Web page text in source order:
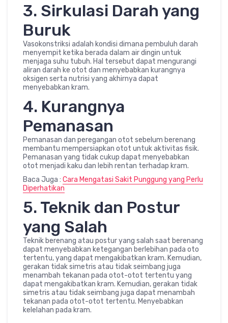
3. Sirkulasi Darah yang
Buruk
Vasokonstriksi adalah kondisi dimana pembuluh darah
menyempit ketika berada dalam air dingin untuk
menjaga suhu tubuh. Hal tersebut dapat mengurangi
aliran darah ke otot dan menyebabkan kurangnya
oksigen serta nutrisi yang akhirnya dapat
menyebabkan kram.
4. Kurangnya
Pemanasan
Pemanasan dan peregangan otot sebelum berenang
membantu mempersiapkan otot untuk aktivitas fisik.
Pemanasan yang tidak cukup dapat menyebabkan
otot menjadi kaku dan lebih rentan terhadap kram.
Baca Juga : Cara Mengatasi Sakit Punggung yang Perlu
Diperhatikan
5. Teknik dan Postur
yang Salah
Teknik berenang atau postur yang salah saat berenang
dapat menyebabkan ketegangan berlebihan pada oto
tertentu, yang dapat mengakibatkan kram. Kemudian,
gerakan tidak simetris atau tidak seimbang juga
menambah tekanan pada otot-otot tertentu yang
dapat mengakibatkan kram. Kemudian, gerakan tidak
simetris atau tidak seimbang juga dapat menambah
tekanan pada otot-otot tertentu. Menyebabkan
kelelahan pada kram.